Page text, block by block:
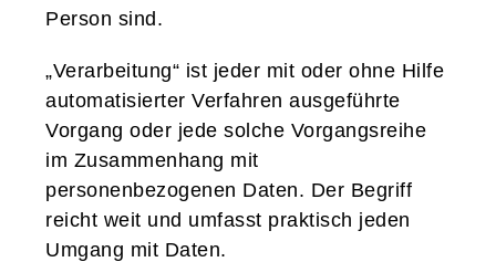
Person sind.
„Verarbeitung“ ist jeder mit oder ohne Hilfe
automatisierter Verfahren ausgeführte
Vorgang oder jede solche Vorgangsreihe
im Zusammenhang mit
personenbezogenen Daten. Der Begriff
reicht weit und umfasst praktisch jeden
Umgang mit Daten.